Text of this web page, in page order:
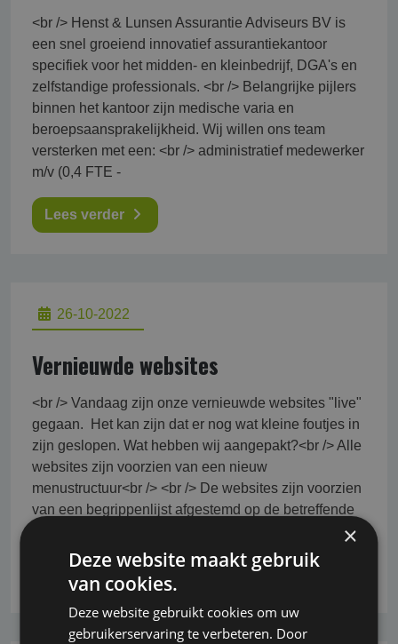
<br /> Henst & Lunsen Assurantie Adviseurs BV is
een snel groeiend innovatief assurantiekantoor
specifiek voor het midden- en kleinbedrijf, DGA's en
zelfstandige professionals. <br /> Belangrijke pijlers
binnen het kantoor zijn medische varia en
beroepsaansprakelijkheid. Wij willen ons team
versterken met een: <br /> administratief medewerker
m/v (0,4 FTE -
Lees verder
26-10-2022
Vernieuwde websites
<br /> Vandaag zijn onze vernieuwde websites "live"
gegaan. Het kan zijn dat er nog wat kleine foutjes in
zijn geslopen. Wat hebben wij aangepakt?<br /> Alle
websites zijn voorzien van een nieuw
menustructuur<br /> <br /> De websites zijn voorzien
van een begrippenlijst afgestemd op de betreffende
×
Deze website maakt gebruik
van cookies.
Deze website gebruikt cookies om uw
gebruikerservaring te verbeteren. Door